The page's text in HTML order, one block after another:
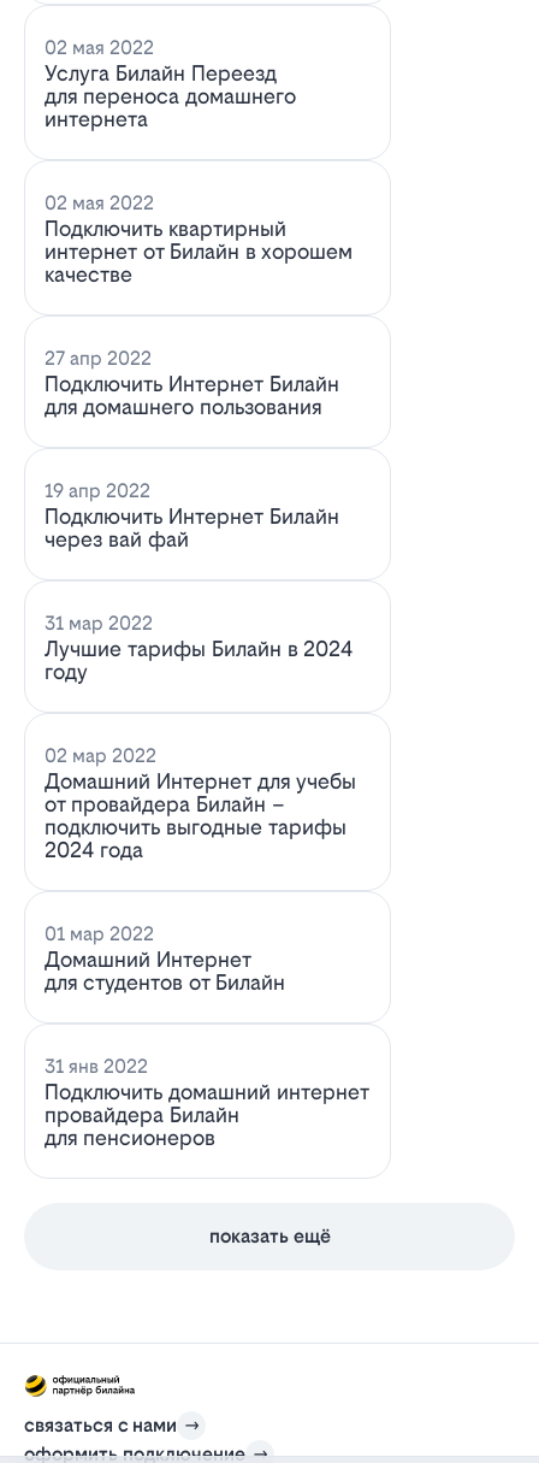
02 мая 2022
Услуга Билайн Переезд
для переноса домашнего
интернета
02 мая 2022
Подключить квартирный
интернет от Билайн в хорошем
качестве
27 апр 2022
Подключить Интернет Билайн
для домашнего пользования
19 апр 2022
Подключить Интернет Билайн
через вай фай
31 мар 2022
Лучшие тарифы Билайн в 2024
году
02 мар 2022
Домашний Интернет для учебы
от провайдера Билайн –
подключить выгодные тарифы
2024 года
01 мар 2022
Домашний Интернет
для студентов от Билайн
31 янв 2022
Подключить домашний интернет
провайдера Билайн
для пенсионеров
показать ещё
связаться с нами
оформить подключение